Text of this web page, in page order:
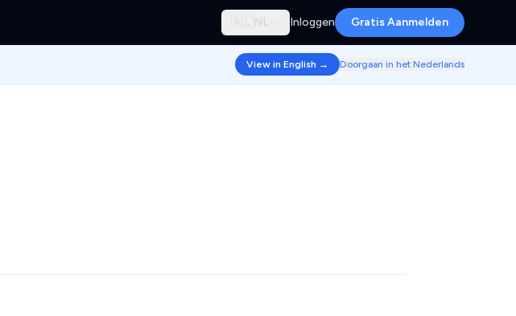
🇳🇱 NL Inloggen Gratis Aanmelden
View in English → Doorgaan in het Nederlands